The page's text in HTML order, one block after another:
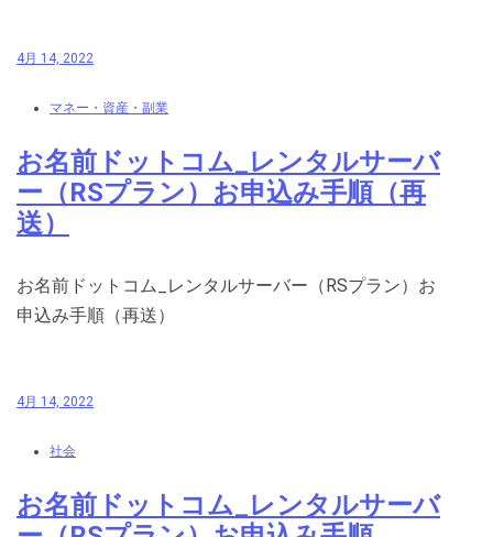
4月 14, 2022
マネー・資産・副業
お名前ドットコム_レンタルサーバ
ー（RSプラン）お申込み手順（再
送）
お名前ドットコム_レンタルサーバー（RSプラン）お
申込み手順（再送）
4月 14, 2022
社会
お名前ドットコム_レンタルサーバ